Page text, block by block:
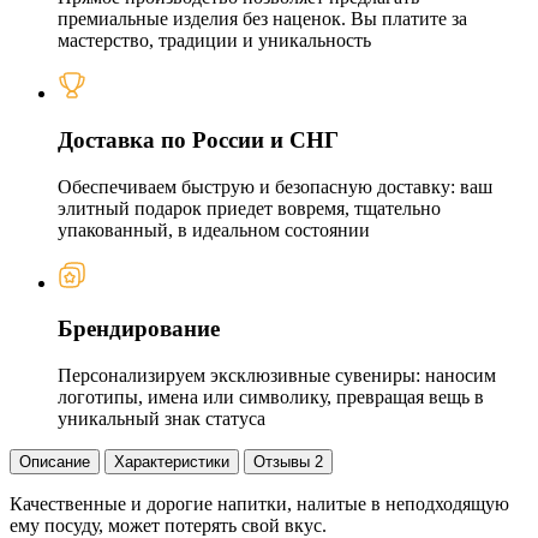
премиальные изделия без наценок. Вы платите за
мастерство, традиции и уникальность
Доставка по России и СНГ
Обеспечиваем быструю и безопасную доставку: ваш
элитный подарок приедет вовремя, тщательно
упакованный, в идеальном состоянии
Брендирование
Персонализируем эксклюзивные сувениры: наносим
логотипы, имена или символику, превращая вещь в
уникальный знак статуса
Описание Характеристики Отзывы 2
Качественные и дорогие напитки, налитые в неподходящую
ему посуду, может потерять свой вкус.